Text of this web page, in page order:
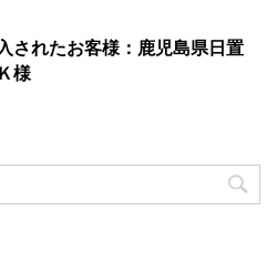
されたお客様：鹿児島県日置
様